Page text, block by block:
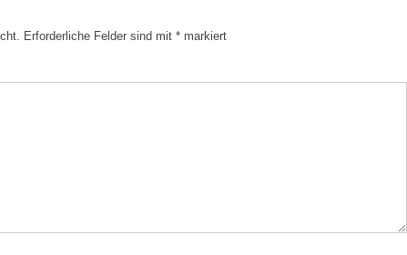
Erforderliche Felder sind mit * markiert